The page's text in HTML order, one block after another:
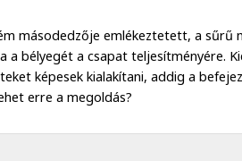
másodedzője emlékeztetett, a sűrű
a bélyegét a csapat teljesítményére.
képesek kialakítani, addig a
erre a megoldás?